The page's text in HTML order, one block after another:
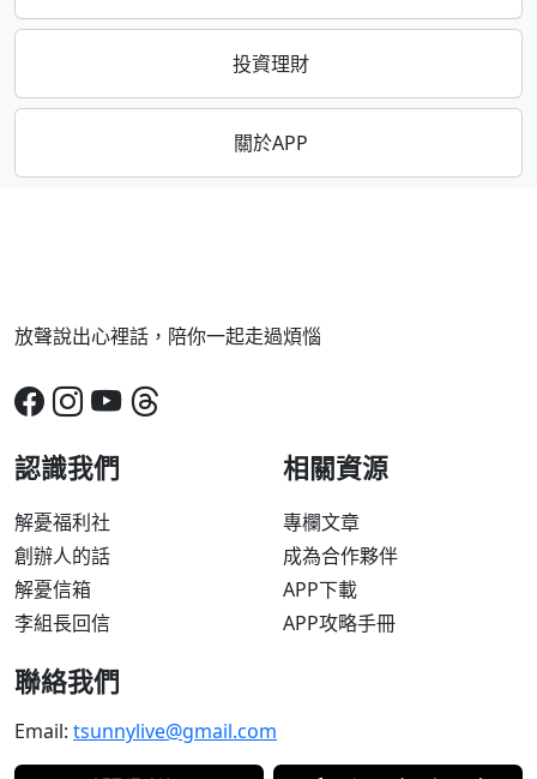
投資理財
關於APP
放聲說出心裡話，陪你一起走過煩惱
認識我們
解憂福利社
創辦人的話
解憂信箱
李組長回信
相關資源
專欄文章
成為合作夥伴
APP下載
APP攻略手冊
聯絡我們
Email: tsunnylive@gmail.com